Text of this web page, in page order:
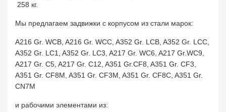
258 кг.
Мы предлагаем задвижки с корпусом из стали марок:
A216 Gr. WCB, A216 Gr. WCC, A352 Gr. LCB, A352 Gr. LCC,
A352 Gr. LC1, A352 Gr. LC3, A217 Gr. WC6, A217 Gr.WC9,
A217 Gr. C5, A217 Gr. C12, A351 Gr.CF8, A351 Gr. CF3,
A351 Gr. CF8M, A351 Gr. CF3M, A351 Gr. CF8C, A351 Gr.
CN7M
и рабочими элементами из: